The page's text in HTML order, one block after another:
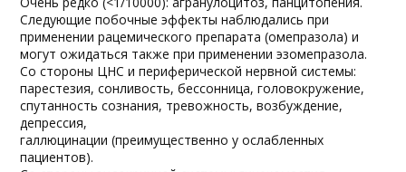
Следующие побочные эффекты наблюдались при
применении рацемического препарата (омепразола) и
могут ожидаться также при применении эзомепразола.
Со стороны ЦНС и периферической нервной системы:
парестезия, сонливость, бессонница, головокружение,
спутанность сознания, тревожность, возбуждение,
депрессия,
галлюцинации (преимущественно у ослабленных
пациентов).